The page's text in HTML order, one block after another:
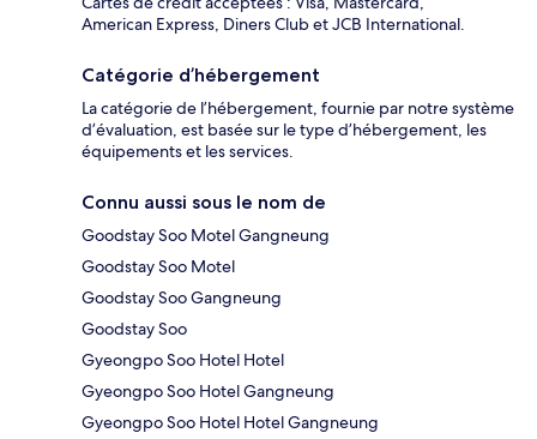
American Express, Diners Club et JCB International.
Catégorie d’hébergement
La catégorie de l’hébergement, fournie par notre système
d’évaluation, est basée sur le type d’hébergement, les
équipements et les services.
Connu aussi sous le nom de
Goodstay Soo Motel Gangneung
Goodstay Soo Motel
Goodstay Soo Gangneung
Goodstay Soo
Gyeongpo Soo Hotel Hotel
Gyeongpo Soo Hotel Gangneung
Gyeongpo Soo Hotel Hotel Gangneung